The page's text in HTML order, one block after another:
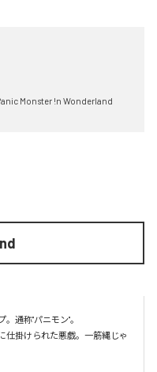
Monster !n Wonderland
通称"パニモン"。
仕掛けられた悪戯。一筋縄じゃ